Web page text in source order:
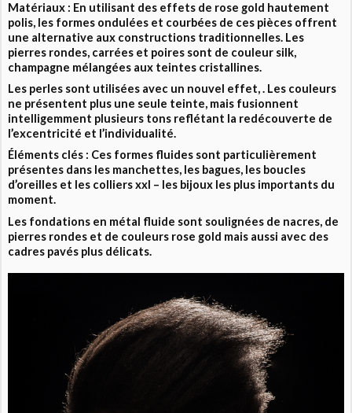
Matériaux : En utilisant des effets de rose gold hautement
polis, les formes ondulées et courbées de ces pièces offrent
une alternative aux constructions traditionnelles. Les
pierres rondes, carrées et poires sont de couleur silk,
champagne mélangées aux teintes cristallines.
Les perles sont utilisées avec un nouvel effet, . Les couleurs
ne présentent plus une seule teinte, mais fusionnent
intelligemment plusieurs tons reflétant la redécouverte de
l’excentricité et l’individualité.
Éléments clés : Ces formes fluides sont particulièrement
présentes dans les manchettes, les bagues, les boucles
d’oreilles et les colliers xxl – les bijoux les plus importants du
moment.
Les fondations en métal fluide sont soulignées de nacres, de
pierres rondes et de couleurs rose gold mais aussi avec des
cadres pavés plus délicats.